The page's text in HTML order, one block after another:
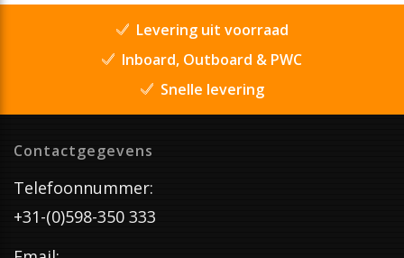
Levering uit voorraad
Inboard, Outboard & PWC
Snelle levering
Contactgegevens
Telefoonnummer:
+31-(0)598-350 333